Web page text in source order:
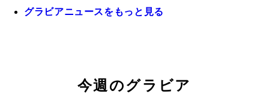
グラビアニュースをもっと見る
今週のグラビア